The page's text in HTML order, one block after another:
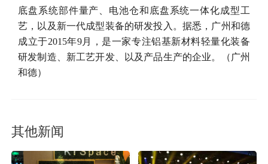
底盘系统部件量产、电池仓和底盘系统一体化成型工
艺，以及新一代成型装备的研发投入。据悉，广州和德
成立于2015年9月，是一家专注铝基新材料轻量化装备
研发制造、新工艺开发、以及产品生产的企业。（广州
和德）
其他新闻